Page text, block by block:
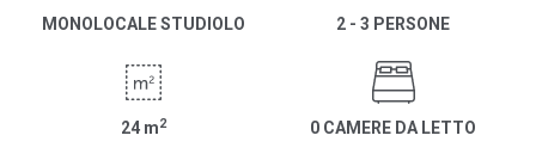
MONOLOCALE STUDIOLO 2 - 3 PERSONE
24 m2 0 CAMERE DA LETTO